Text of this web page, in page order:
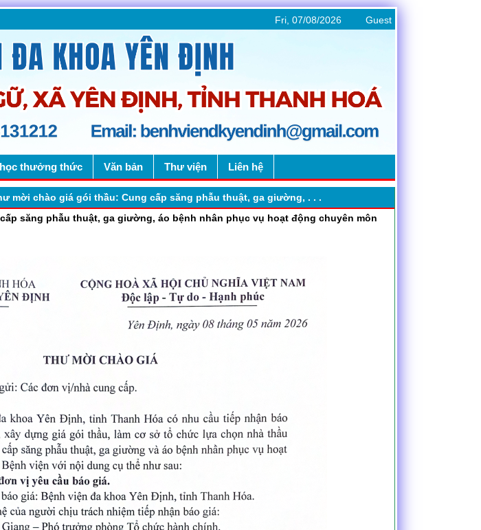
Fri, 07/08/2026 Guest
thưởng thức Văn bản Thư viện Liên hệ
mời chào giá gói thầu: Cung cấp săng phẫu thuật, ga giường, . . .
săng phẫu thuật, ga giường, áo bệnh nhân phục vụ hoạt động chuyên môn